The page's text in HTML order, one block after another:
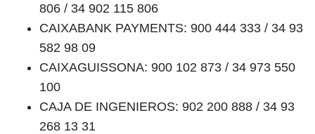
806 / 34 902 115 806
CAIXABANK PAYMENTS: 900 444 333 / 34 93
582 98 09
CAIXAGUISSONA: 900 102 873 / 34 973 550
100
CAJA DE INGENIEROS: 902 200 888 / 34 93
268 13 31